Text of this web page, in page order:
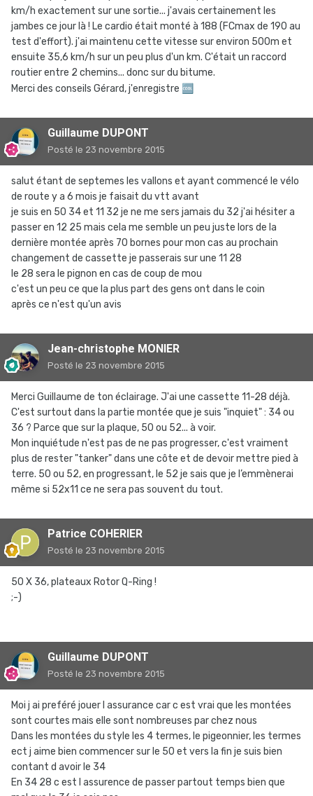
km/h exactement sur une sortie... j'avais certainement les
jambes ce jour là ! Le cardio était monté à 188 (FCmax de 190 au
test d'effort). j'ai maintenu cette vitesse sur environ 500m et
ensuite 35,6 km/h sur un peu plus d'un km. C'était un raccord
routier entre 2 chemins... donc sur du bitume.
Merci des conseils Gérard, j'enregistre 🆒
Guillaume DUPONT
Posté le 23 novembre 2015
salut étant de septemes les vallons et ayant commencé le vélo
de route y a 6 mois je faisait du vtt avant
je suis en 50 34 et 11 32 je ne me sers jamais du 32 j'ai hésiter a
passer en 12 25 mais cela me semble un peu juste lors de la
dernière montée après 70 bornes pour mon cas au prochain
changement de cassette je passerais sur une 11 28
le 28 sera le pignon en cas de coup de mou
c'est un peu ce que la plus part des gens ont dans le coin
après ce n'est qu'un avis
Jean-christophe MONIER
Posté le 23 novembre 2015
Merci Guillaume de ton éclairage. J'ai une cassette 11-28 déjà.
C'est surtout dans la partie montée que je suis "inquiet" : 34 ou
36 ? Parce que sur la plaque, 50 ou 52... à voir.
Mon inquiétude n'est pas de ne pas progresser, c'est vraiment
plus de rester "tanker" dans une côte et de devoir mettre pied à
terre. 50 ou 52, en progressant, le 52 je sais que je l’emmènerai
même si 52x11 ce ne sera pas souvent du tout.
Patrice COHERIER
Posté le 23 novembre 2015
50 X 36, plateaux Rotor Q-Ring !
;-)
Guillaume DUPONT
Posté le 23 novembre 2015
Moi j ai preféré jouer l assurance car c est vrai que les montées
sont courtes mais elle sont nombreuses par chez nous
Dans les montées du style les 4 termes, le pigeonnier, les termes
ect j aime bien commencer sur le 50 et vers la fin je suis bien
contant d avoir le 34
En 34 28 c est l assurence de passer partout temps bien que